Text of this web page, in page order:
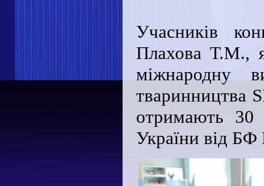
Учасників
Плахова Т.М.,
міжнародну
тваринництва
отримають 30
України від БФ